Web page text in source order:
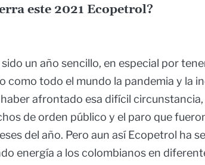
este 2021 Ecopetrol?
sido un año sencillo, en especial por
como todo el mundo la pandemia y la
afrontado esa difícil
de orden público y el paro que
del año. Pero aun así Ecopetrol ha
energía a los colombianos en